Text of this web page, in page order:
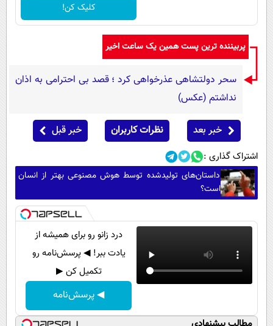
کلیک کن!
پربیننده ترین پست همین یک ساعت اخیر
سحر دولتشاهی عذرخواهی کرد ؛ قصد بی احترامی به اذان
نداشتم (عکس)
خبر بعد نظرات کاربران خبر قبل
اشتراک گذاری :
داستان‌های تولیدشده توسط هوش مصنوعی بهتر از انسان
است؟
درد زانو رو برای همیشه از
یادت ببر! ◀ پرسش‌نامه رو
تکمیل کن ▶
◀ پرسش‌نامه